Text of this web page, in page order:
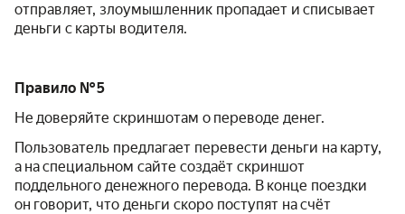
отправляет, злоумышленник пропадает и списывает
деньги с карты водителя.
Правило № 5
Не доверяйте скриншотам о переводе денег.
Пользователь предлагает перевести деньги на карту,
а на специальном сайте создаёт скриншот
поддельного денежного перевода. В конце поездки
он говорит, что деньги скоро поступят на счёт